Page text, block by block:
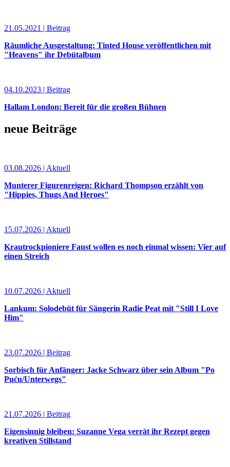
21.05.2021 | Beitrag
Räumliche Ausgestaltung: Tinted House veröffentlichen mit
"Heavens" ihr Debütalbum
04.10.2023 | Beitrag
Hallam London: Bereit für die großen Bühnen
neue Beiträge
03.08.2026 | Aktuell
Munterer Figurenreigen: Richard Thompson erzählt von
"Hippies, Thugs And Heroes"
15.07.2026 | Aktuell
Krautrockpioniere Faust wollen es noch einmal wissen: Vier auf
einen Streich
10.07.2026 | Aktuell
Lankum: Solodebüt für Sängerin Radie Peat mit "Still I Love
Him"
23.07.2026 | Beitrag
Sorbisch für Anfänger: Jacke Schwarz über sein Album "Po
Puću/Unterwegs"
21.07.2026 | Beitrag
Eigensinnig bleiben: Suzanne Vega verrät ihr Rezept gegen
kreativen Stillstand